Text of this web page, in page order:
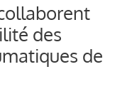
des
de